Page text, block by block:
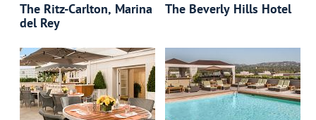
The Ritz-Carlton, Marina
del Rey
The Beverly Hills Hotel